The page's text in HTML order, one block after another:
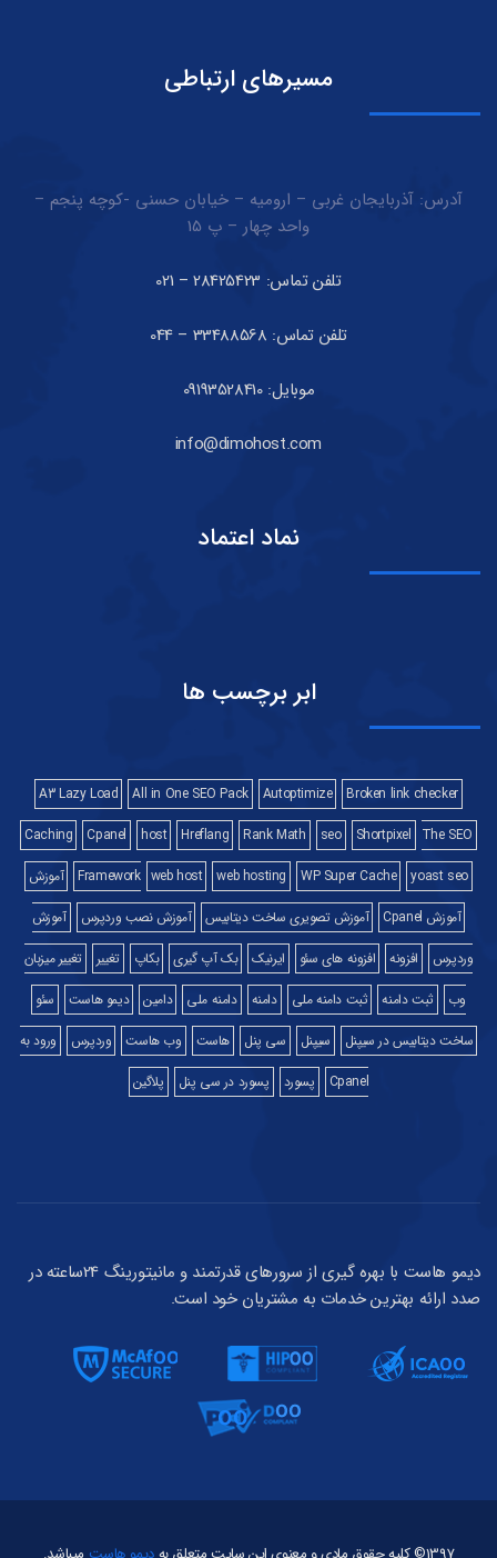
مسیرهای ارتباطی
آدرس: آذربایجان غربی – ارومیه – خیابان حسنی -کوچه پنجم –
واحد چهار – پ 15
تلفن تماس: 28425423 – 021
تلفن تماس: 33488568 – 044
موبایل: 09193528410
info@dimohost.com
نماد اعتماد
ابر برچسب ها
A3 Lazy Load All in One SEO Pack Autoptimize
Broken link checker
Caching
Cpanel host Hreflang Rank Math seo Shortpixel The SEO
Framework web host web hosting WP Super Cache yoast seo
آموزش
آموزش Cpanel
آموزش تصویری ساخت دیتابیس آموزش نصب وردپرس
آموزش
وردپرس
افزونه افزونه های سئو ایرنیک بک آپ گیری بکاپ تغییر
تغییر میزبان
وب
ثبت دامنه ثبت دامنه ملی دامنه دامنه ملی دامین دیمو هاست
سئو
ساخت دیتابیس در سیپنل
سیپنل سی پنل هاست وب هاست وردپرس
ورود به
Cpanel
پسورد پسورد در سی پنل پلاگین
دیمو هاست با بهره گیری از سرورهای قدرتمند و مانیتورینگ 24ساعته در
صدد ارائه بهترین خدمات به مشتریان خود است.